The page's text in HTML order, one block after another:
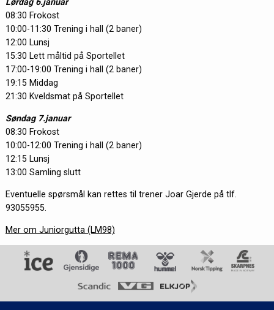
08:30 Frokost
10:00-11:30 Trening i hall (2 baner)
12:00 Lunsj
15:30 Lett måltid på Sportellet
17:00-19:00 Trening i hall (2 baner)
19:15 Middag
21:30 Kveldsmat på Sportellet
Søndag 7.januar
08:30 Frokost
10:00-12:00 Trening i hall (2 baner)
12:15 Lunsj
13:00 Samling slutt
Eventuelle spørsmål kan rettes til trener Joar Gjerde på tlf.
93055955.
Mer om Juniorgutta (LM98)